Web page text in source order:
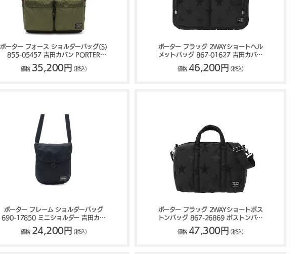
ポーター フォース ショルダーバッグ(S)
855-05457 吉田カバン PORTER
FORCE
価格 35,200円 (税込)
ポーター フラッグ 2WAYショートヘル
メットバッグ 867-01627 吉田カバン
PORTER FLAG
価格 46,200円 (税込)
ポーター フレーム ショルダーバッグ
690-17850 ミニショルダー 吉田カバ
ン PORTER FRAME
価格 24,200円 (税込)
ポーター フラッグ 2WAYショートボス
トンバッグ 867-26869 ボストンバッ
グ 吉田カバン PORTER FLAG
価格 47,300円 (税込)